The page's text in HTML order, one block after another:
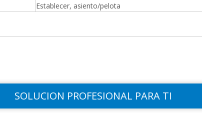
Establecer, asiento/pelota
SOLUCION PROFESIONAL PARA TI